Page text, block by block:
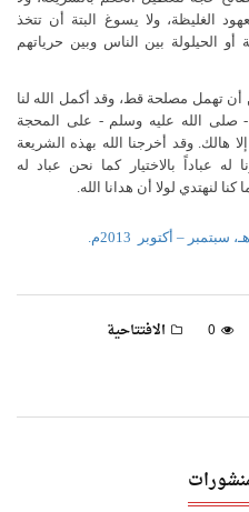
الغليظة، ولا يسوغ البتة أن تتخذ
الحيلولة بين الناس وبين حرياتهم
أن تهمل مصلحة قط، وقد أكمل الله لنا
- صلى الله عليه وسلم - على المحجة
إلا هالك. وقد أخرجنا الله بهذه الشريعة
عباداً بالاختيار كما نحن عباد له
لنهتدي لولا أن هدانا الله.
2013م.
0 الافتتاحية